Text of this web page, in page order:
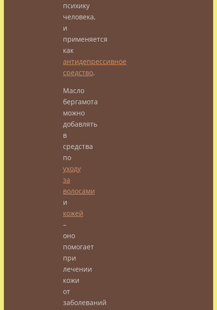
психику
человека,
и
применяется
как
антидепрессивное
средство.
Масло
бергамота
можно
добавлять
в
средства
по
уходу
за
волосами
и
кожей
–
оно
помогает
при
лечении
кожи
от
заболеваний